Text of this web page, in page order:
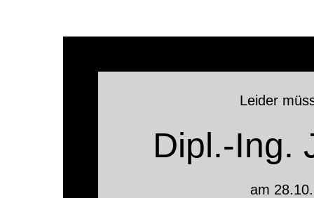
Leider
Dipl.-Ing.
am